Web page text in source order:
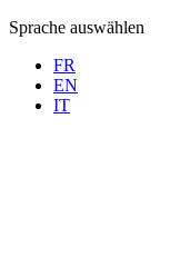
Sprache auswählen
FR
EN
IT